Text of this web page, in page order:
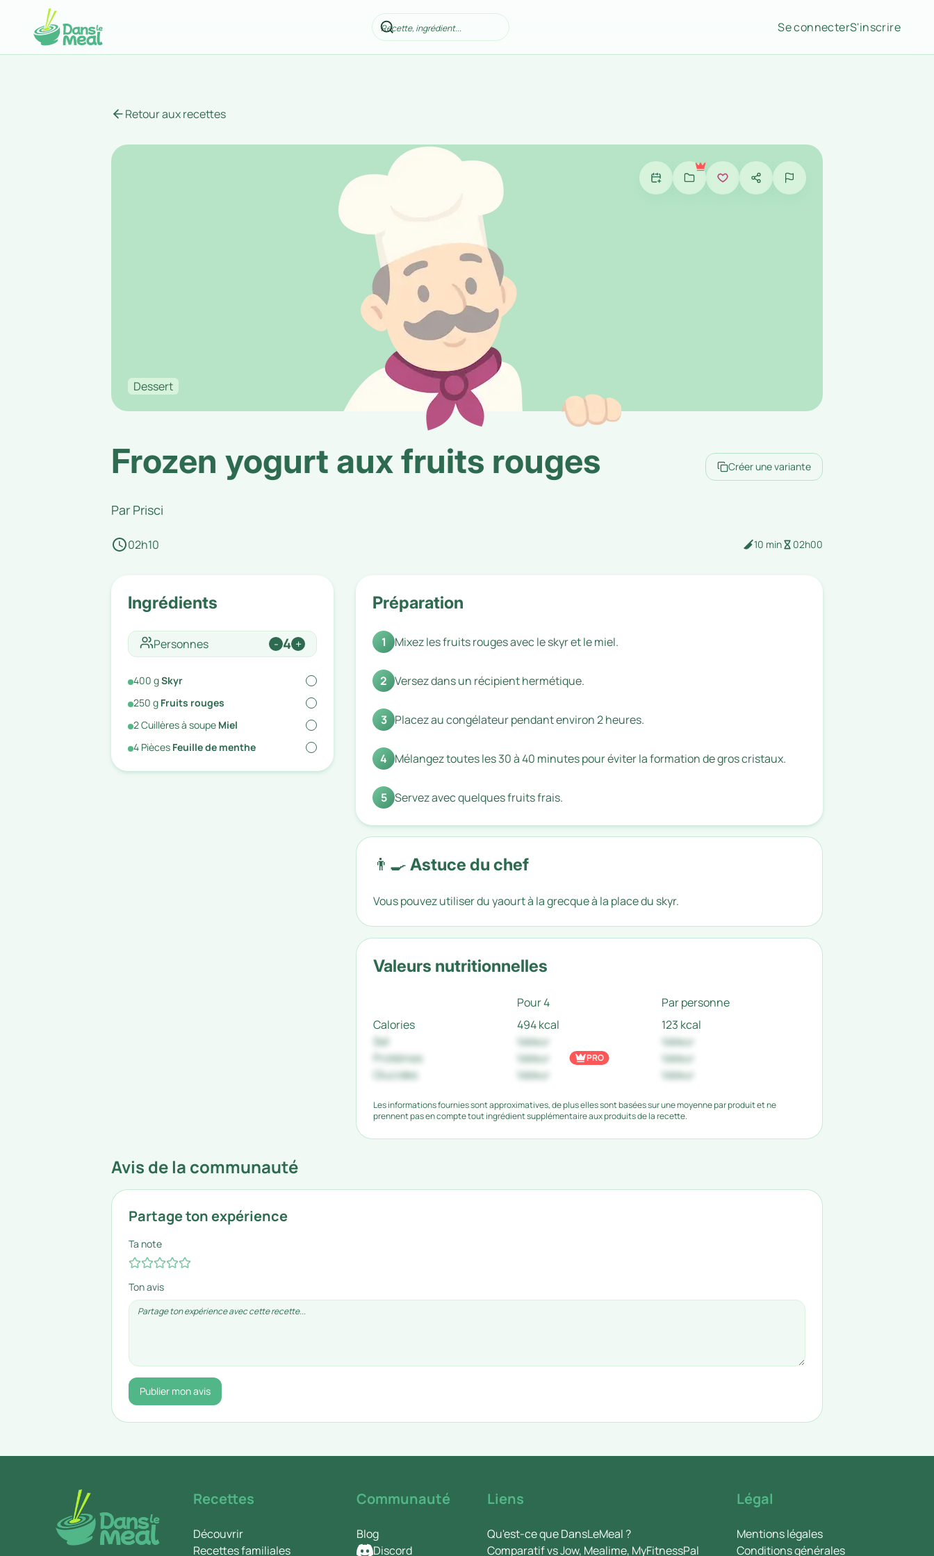
Se connecterS'inscrire
Retour aux recettes
Dessert
Frozen yogurt aux fruits rouges Créer une variante
Par Prisci
02h10 10 min 02h00
Ingrédients
Personnes - 4 +
400 gSkyr
250 g Fruits rouges
2Cuillères à soupe Miel
4 Pièces Feuille de menthe
Préparation
1 Mixez les fruits rouges avec le skyr et le miel.
2 Versez dans un récipient hermétique.
3 Placez au congélateur pendant environ 2 heures.
4 Mélangez toutes les 30 à 40 minutes pour éviter la formation de gros cristaux.
5 Servez avec quelques fruits frais.
👨‍🍳 Astuce du chef
Vous pouvez utiliser du yaourt à la grecque à la place du skyr.
Valeurs nutritionnelles
Pour 4
Par personne
Calories
494 kcal
123 kcal
Sel
Valeur
Valeur
Protéines
Valeur
Valeur
Glucides
Valeur Valeur
PRO
Les informations fournies sont approximatives, de plus elles sont basées sur une moyenne par produit et ne
prennent pas en compte tout ingrédient supplémentaire aux produits de la recette.
Avis de la communauté
Partage ton expérience
Ta note
Ton avis
Publier mon avis
Recettes
Découvrir
Recettes familiales
Communauté
Blog
Discord
Liens
Qu'est-ce que DansLeMeal ?
Comparatif vs Jow, Mealime, MyFitnessPal
Légal
Mentions légales
Conditions générales